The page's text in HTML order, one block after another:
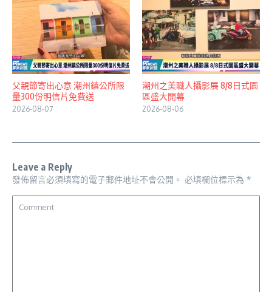
父親節寄出心意 潮州鎮公所限
量300份明信片免費送
2026-08-07
潮州之美職人攝影展 8/8日式園
區盛大開幕
2026-08-06
Leave a Reply
發佈留言必須填寫的電子郵件地址不會公開。 必填欄位標示為 *